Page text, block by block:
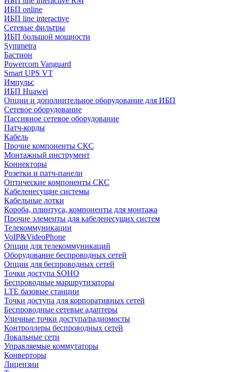
ИБП online
ИБП linе interactive
Сетевые фильтры
ИБП большой мощности
Symmetra
Бастион
Powercom Vanguard
Smart UPS VT
Импульс
ИБП Huawei
Опции и дополнительное оборудование для ИБП
Сетевое оборудование
Пассивное сетевое оборудование
Патч-корды
Кабель
Прочие компоненты СКС
Монтажный инструмент
Коннекторы
Розетки и патч-панели
Оптические компоненты СКС
Кабеленесущие системы
Кабельные лотки
Короба, плинтуса, компоненты для монтажа
Прочие элементы для кабеленесущих систем
Телекоммуникации
VoIP&VideoPhone
Опции для телекоммуникаций
Оборудование беспроводных сетей
Опции для беспроводных сетей
Точки доступа SOHO
Беспроводные маршрутизаторы
LTE базовые станции
Точки доступа для корпоративных сетей
Беспроводные сетевые адаптеры
Уличные точки доступа/радиомосты
Контроллеры беспроводных сетей
Локальные сети
Управляемые коммутаторы
Конверторы
Лицензии